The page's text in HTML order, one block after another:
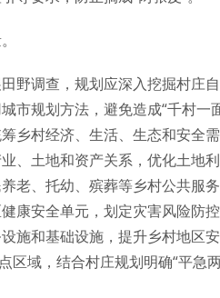
野调查，规划应深入挖掘村庄
市规划方法，避免造成“千村一
乡村经济、生活、生态和安全
、土地和资产关系，优化土地
老、托幼、殡葬等乡村公共服
康安全单元，划定灾害风险防
施和基础设施，提升乡村地区
区域，结合村庄规划明确“平急